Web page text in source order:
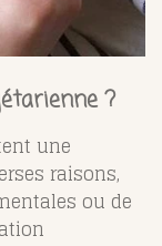
?
une
raisons,
ou de